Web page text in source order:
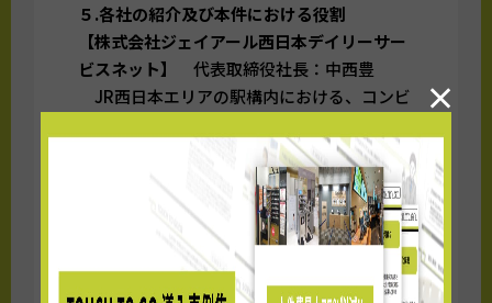
５.各社の紹介及び本件における役割
【株式会社ジェイアール西日本デイリーサー
ビスネット】
代表取締役社長：中西豊
JR西日本エリアの駅構内における、コンビ
営を主軸に、エキマルシェなどの駅ナカ商業
施設の企画・開発・運営、さまざまな企業と
提携したテナント店舗誘致、さらには宿泊特
化型ホテル「ヴィアイン」の企画・開発な
ど、お客様のニーズに応えるために幅広い事
業に取り組み、「駅」や「地域」の魅力創出
×